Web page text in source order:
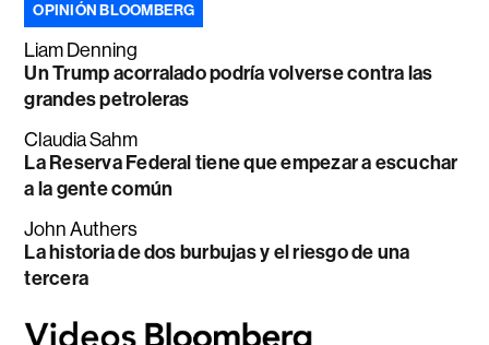
OPINIÓN BLOOMBERG
Liam Denning
Un Trump acorralado podría volverse contra las
grandes petroleras
Claudia Sahm
La Reserva Federal tiene que empezar a escuchar
a la gente común
John Authers
La historia de dos burbujas y el riesgo de una
tercera